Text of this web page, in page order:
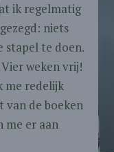
ik regelmatig
niets
stapel te doen.
weken vrij!
me redelijk
van de boeken
me er aan